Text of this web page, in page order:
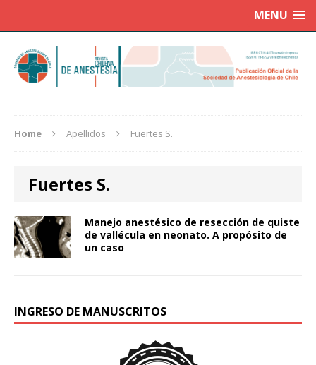
MENU
Home Apellidos Fuertes S.
Fuertes S.
Manejo anestésico de resección de quiste
de vallécula en neonato. A propósito de
un caso
INGRESO DE MANUSCRITOS